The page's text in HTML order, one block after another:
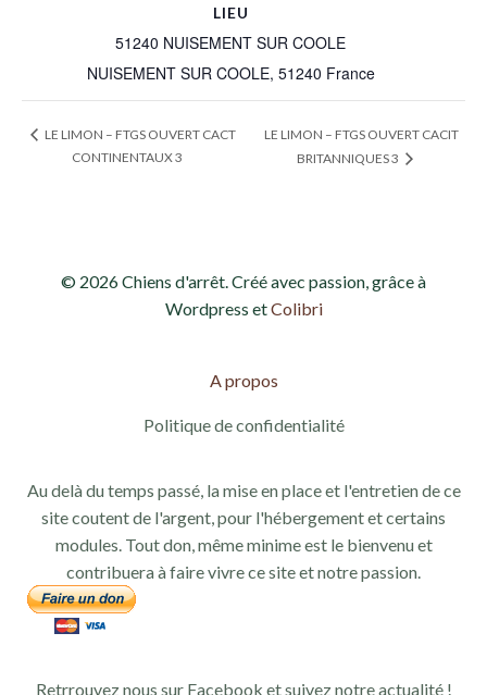
LIEU
51240 NUISEMENT SUR COOLE
NUISEMENT SUR COOLE, 51240 France
LE LIMON – FTGS OUVERT CACT
CONTINENTAUX 3
LE LIMON – FTGS OUVERT CACIT
BRITANNIQUES 3
© 2026 Chiens d'arrêt. Créé avec passion, grâce à
Wordpress etColibri
A propos
Politique de confidentialité
Au delà du temps passé, la mise en place et l'entretien de ce
site coutent de l'argent, pour l'hébergement et certains
modules. Tout don, même minime est le bienvenu et
contribuera à faire vivre ce site et notre passion.
Retrrouvez nous sur Facebook et suivez notre actualité !